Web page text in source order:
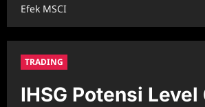
Efek MSCI
TRADING
IHSG Potensi